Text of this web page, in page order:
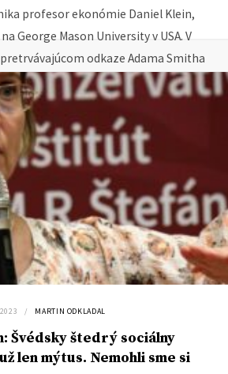
profesor ekonómie Daniel Klein,
George Mason University v USA. V
odkaze Adama Smitha
MARTIN ODKLADAL
Švédsky štedrý sociálny
len mýtus. Nemohli sme si